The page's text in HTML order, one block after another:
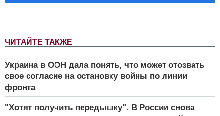
ЧИТАЙТЕ ТАКЖЕ
Украина в ООН дала понять, что может отозвать
свое согласие на остановку войны по линии
фронта
"Хотят получить передышку". В России снова